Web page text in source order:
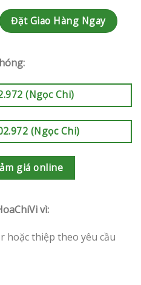
Đặt Giao Hàng Ngay
(Ngọc Chi)
(Ngọc Chi)
giá online
vì:
hoặc thiệp theo yêu cầu